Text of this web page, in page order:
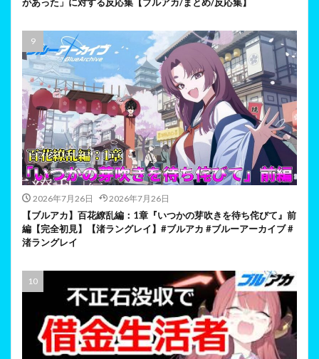
2026年7月26日 2026年7月26日
【ブルアカ】百花繚乱編：1章『いつかの芽吹きを待ち侘びて』前
編【完全初見】【渚ラングレイ】#ブルアカ #ブルーアーカイブ #
渚ラングレイ